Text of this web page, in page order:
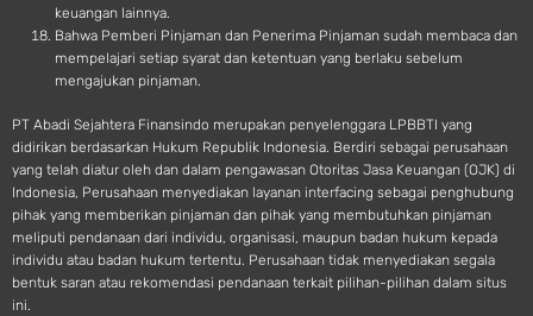
keuangan lainnya.
Bahwa Pemberi Pinjaman dan Penerima Pinjaman sudah membaca dan
mempelajari setiap syarat dan ketentuan yang berlaku sebelum
mengajukan pinjaman.
PT Abadi Sejahtera Finansindo merupakan penyelenggara LPBBTI yang
didirikan berdasarkan Hukum Republik Indonesia. Berdiri sebagai perusahaan
yang telah diatur oleh dan dalam pengawasan Otoritas Jasa Keuangan (OJK) di
Indonesia, Perusahaan menyediakan layanan interfacing sebagai penghubung
pihak yang memberikan pinjaman dan pihak yang membutuhkan pinjaman
meliputi pendanaan dari individu, organisasi, maupun badan hukum kepada
individu atau badan hukum tertentu. Perusahaan tidak menyediakan segala
bentuk saran atau rekomendasi pendanaan terkait pilihan-pilihan dalam situs
ini.